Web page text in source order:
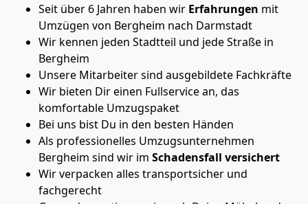
Seit über 6 Jahren haben wir Erfahrungen mit
Umzügen von Bergheim nach Darmstadt
Wir kennen jeden Stadtteil und jede Straße in
Bergheim
Unsere Mitarbeiter sind ausgebildete Fachkräfte
Wir bieten Dir einen Fullservice an, das
komfortable Umzugspaket
Bei uns bist Du in den besten Händen
Als professionelles Umzugsunternehmen
Bergheim sind wir im Schadensfall versichert
Wir verpacken alles transportsicher und
fachgerecht